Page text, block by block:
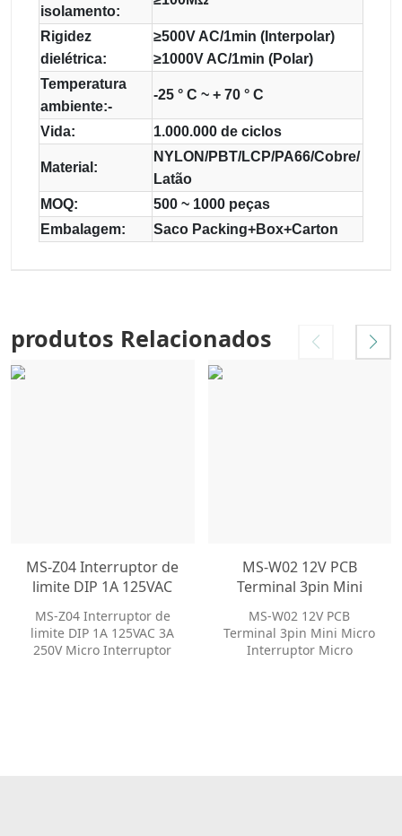
isolamento:
Rigidez
dielétrica:
≥500V AC/1min (Interpolar)
≥1000V AC/1min (Polar)
Temperatura
ambiente:-
-25 ° C ~ + 70 ° C
Vida: 1.000.000 de ciclos
Material:
NYLON/PBT/LCP/PA66/Cobre/
Latão
MOQ:
500 ~ 1000 peças
Embalagem:
Saco Packing+Box+Carton
produtos Relacionados
MS-Z04 Interruptor de
limite DIP 1A 125VAC
Interruptor com
alavanca
MS-Z04 Interruptor de
limite DIP 1A 125VAC 3A
250V Micro Interruptor
MS-W02 12V PCB
Terminal 3pin Mini
Micro Interruptor de
Limite
MS-W02 12V PCB
Terminal 3pin Mini Micro
Interruptor Micro